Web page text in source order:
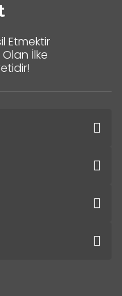
Etmektir
İlke